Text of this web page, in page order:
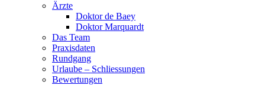
Ärzte
Doktor de Baey
Doktor Marquardt
Das Team
Praxisdaten
Rundgang
Urlaube – Schliessungen
Bewertungen